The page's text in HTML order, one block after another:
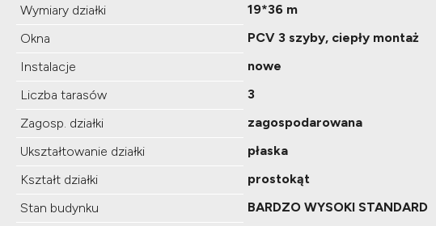
Wymiary działki
19*36 m
Okna
PCV 3 szyby, ciepły montaż
Instalacje
nowe
Liczba tarasów
3
Zagosp. działki
zagospodarowana
Ukształtowanie działki
płaska
Kształt działki
prostokąt
Stan budynku
BARDZO WYSOKI STANDARD